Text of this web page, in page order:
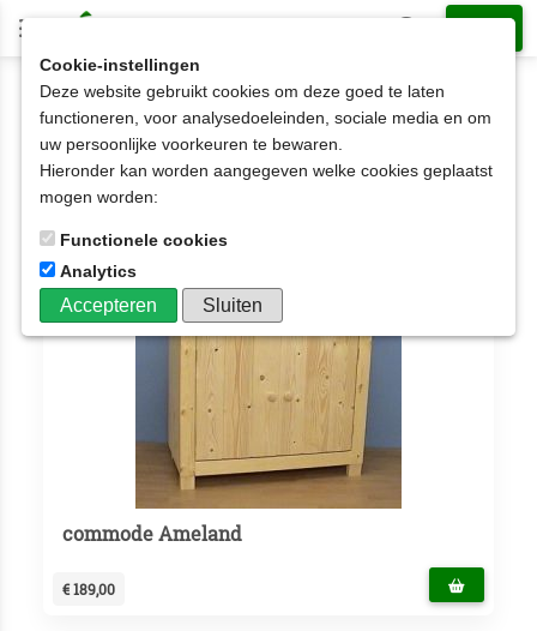
Kasten Commodes
Commodes
Aantal artikelen: 9
commode Ameland
€ 189,00
Cookie-instellingen
Deze website gebruikt cookies om deze goed te laten
functioneren, voor analysedoeleinden, sociale media en om
uw persoonlijke voorkeuren te bewaren.
Hieronder kan worden aangegeven welke cookies geplaatst
mogen worden:
Functionele cookies
Analytics
Accepteren Sluiten